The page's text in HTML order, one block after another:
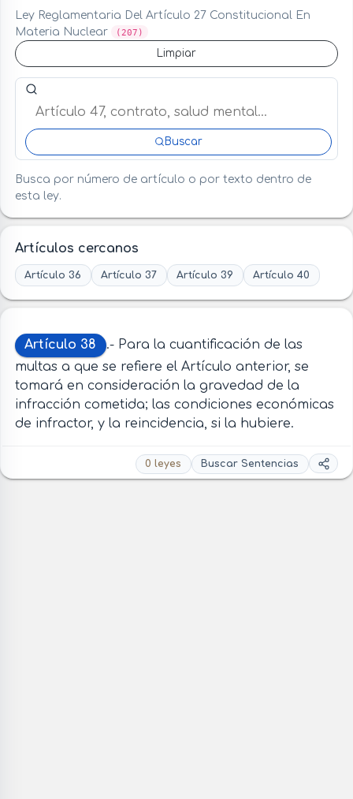
Ley Reglamentaria Del Artículo 27 Constitucional En
Materia Nuclear
(207)
Limpiar
Buscar artículo o término en esta ley
Buscar
Busca por número de artículo o por texto dentro de
esta ley.
Artículos cercanos
Artículo 36 Artículo 37 Artículo 39 Artículo 40
Artículo 38
.- Para la cuantificación de las
multas a que se refiere el Artículo anterior, se
tomará en consideración la gravedad de la
infracción cometida; las condiciones económicas
de infractor, y la reincidencia, si la hubiere.
0 leyes Buscar Sentencias